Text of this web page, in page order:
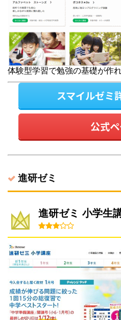
体験型学習で勉強の基礎が作れ
スマイルゼミ
公式
進研ゼミ
進研ゼミ 小学生